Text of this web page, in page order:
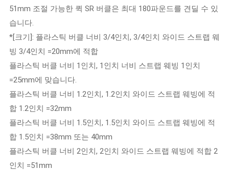
51mm 조절 가능한 퀵 SR 버클은 최대 180파운드를 견딜 수 있
습니다.
*[크기]: 플라스틱 버클 너비 3/4인치, 3/4인치 와이드 스트랩 웨
빙 3/4인치 =20mm에 적합
플라스틱 버클 너비 1인치, 1인치 너비 스트랩 웨빙 1인치
=25mm에 맞습니다.
플라스틱 버클 너비 1.2인치, 1.2인치 와이드 스트랩 웨빙에 적
합 1.2인치 =32mm
플라스틱 버클 너비 1.5인치, 1.5인치 와이드 스트랩 웨빙에 적
합 1.5인치 =38mm 또는 40mm
플라스틱 버클 너비 2인치, 2인치 와이드 스트랩 웨빙에 적합 2
인치 =51mm